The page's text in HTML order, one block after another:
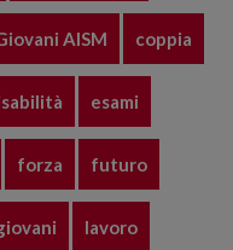
AISM coppia
esami
forza futuro
lavoro